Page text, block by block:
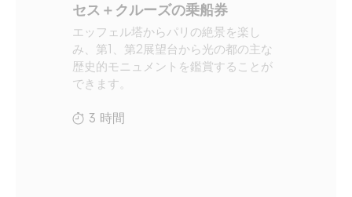
セス＋クルーズの乗船券
エッフェル塔からパリの絶景を楽し
み、第1、第2展望台から光の都の主な
歴史的モニュメントを鑑賞することが
できます。
3 時間